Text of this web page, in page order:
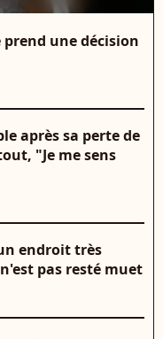
prend une décision
après sa perte de
"Je me sens
endroit très
pas resté muet